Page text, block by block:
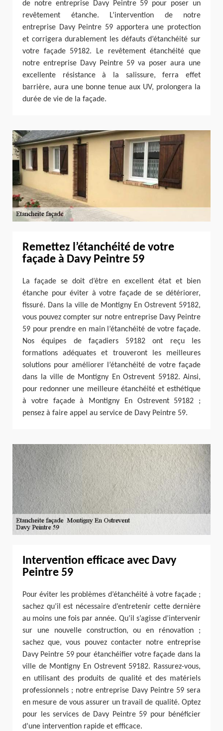
de notre entreprise Davy Peintre 59 pour poser un
revêtement étanche. L’intervention de notre
entreprise Davy Peintre 59 apportera une protection
et corrigera durablement les défauts d’étanchéité sur
votre façade 59182. Le revêtement étanchéité que
notre entreprise Davy Peintre 59 va poser aura une
excellente résistance à la salissure, ferra effet
barrière, aura une bonne tenue aux UV, prolongera la
durée de vie de la façade.
Remettez l’étanchéité de votre
façade à Davy Peintre 59
La façade se doit d’être en excellent état et bien
étanche pour éviter à votre façade de se détériorer,
fissuré. Dans la ville de Montigny En Ostrevent 59182,
vous pouvez compter sur notre entreprise Davy Peintre
59 pour prendre en main l’étanchéité de votre façade.
Nos équipes de façadiers 59182 ont reçu les
formations adéquates et trouveront les meilleures
solutions pour améliorer l’étanchéité de votre façade
dans la ville de Montigny En Ostrevent 59182. Ainsi,
pour redonner une meilleure étanchéité et esthétique
à votre façade à Montigny En Ostrevent 59182 ;
pensez à faire appel au service de Davy Peintre 59.
Intervention efficace avec Davy
Peintre 59
Pour éviter les problèmes d’étanchéité à votre façade ;
sachez qu’il est nécessaire d’entretenir cette dernière
au moins une fois par année. Qu’il s’agisse d’intervenir
sur une nouvelle construction, ou en rénovation ;
sachez que, vous pouvez contacter notre entreprise
Davy Peintre 59 pour étanchéifier votre façade dans la
ville de Montigny En Ostrevent 59182. Rassurez-vous,
en utilisant des produits de qualité et des matériels
professionnels ; notre entreprise Davy Peintre 59 sera
en mesure de vous assurer un travail de qualité. Optez
pour les services de Davy Peintre 59 pour bénéficier
d’une intervention rapide et efficace.